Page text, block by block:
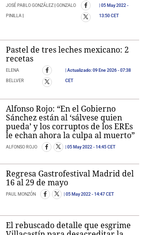
JOSÉ PABLO GONZÁLEZ |GONZALO
PINILLA
05 May 2022-
13:50 CET
Pastel de tres leches mexicano: 2
recetas
ELENA
BELLVER
Actualizado:09 Ene 2026 - 07:38
CET
Alfonso Rojo: “En el Gobierno
Sánchez están al ‘sálvese quien
pueda’ y los corruptos de los EREs
le echan ahora la culpa al muerto”
ALFONSO ROJO 05 May 2022 - 14:45 CET
Regresa Gastrofestival Madrid del
16 al 29 de mayo
PAUL MONZÓN 05 May 2022 - 14:47 CET
El rebuscado detalle que esgrime